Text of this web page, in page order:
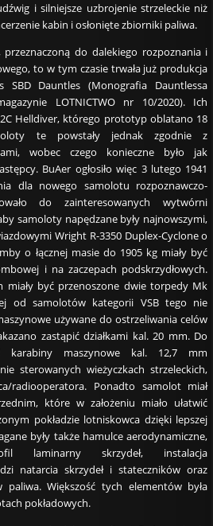
i silniejsze uzbrojenie strzeleckie niż
kabin i osłonięte zbiorniki paliwa.
przeznaczoną do dalekiego rozpoznania i
to w tym czasie trwała już produkcja
SBD Dauntles (Monografia Dauntlessa
LOTNICTWO nr 10/2020). Ich
Helldiver, którego prototyp oblatano 18
te powstały jednak zgodnie z
wobec czego konieczne było jak
BuAer ogłosiło więc 3 lutego 1941
dla nowego samolotu rozpoznawczo-
do zainteresowanych wytwórni
samoloty napędzane były najnowszymi,
Wright R-3350 Duplex-Cyclone o
o łącznej masie do 1905 kg miały być
i na zaczepach podskrzydłowych.
miały być przenoszone dwie torpedy Mk
od samolotów kategorii VSB tego nie
używane do ostrzeliwania celów
zastąpić działkami kal. 20 mm. Do
karabiny maszynowe kal. 12,7 mm
sterowanych wieżyczkach strzeleckich,
radiooperatora. Ponadto samolot miał
które w założeniu miało ułatwić
pokładzie lotniskowca dzięki lepszej
były także hamulce aerodynamiczne,
laminarny skrzydeł, instalacja
natarcia skrzydeł i stateczników oraz
Większość tych elementów była
pokładowych.